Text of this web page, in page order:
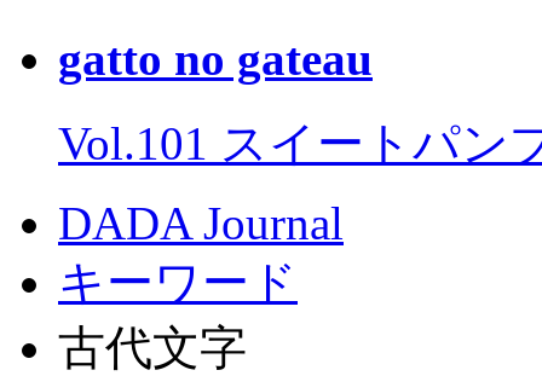
gatto no gateau
Vol.101 スイートパン
DADA Journal
キーワード
古代文字